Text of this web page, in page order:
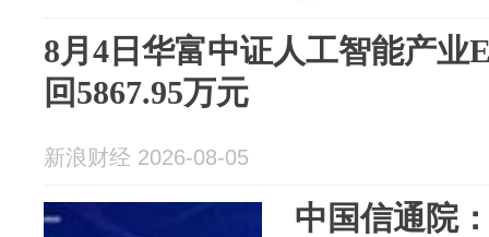
8月4日华富中证人工智能产业
回5867.95万元
新浪财经 2026-08-05
中国信通院